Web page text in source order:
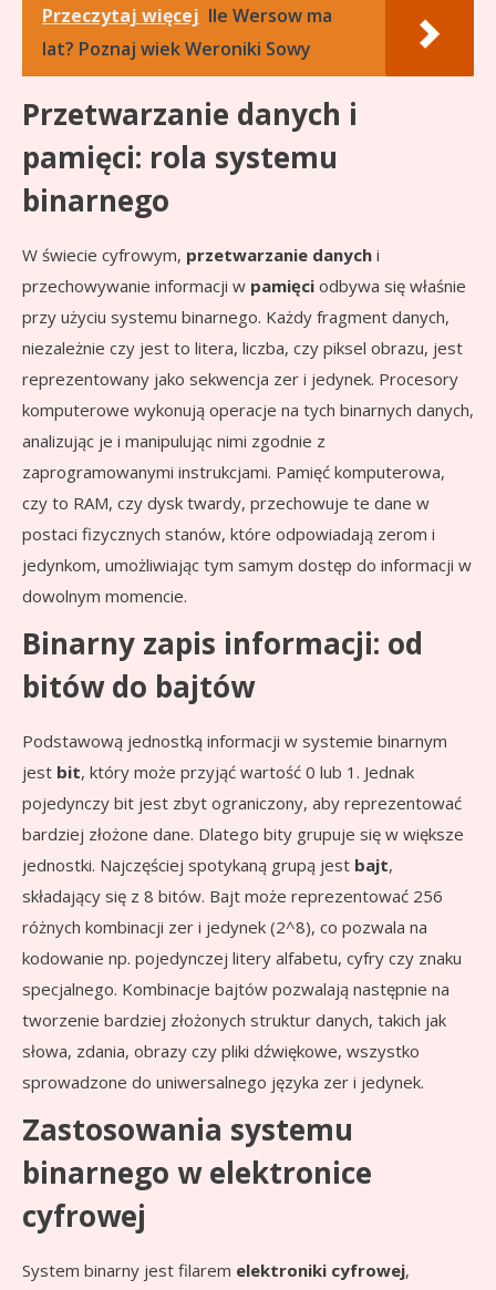
Przeczytaj więcej Ile Wersow ma
lat? Poznaj wiek Weroniki Sowy
Przetwarzanie danych i
pamięci: rola systemu
binarnego
W świecie cyfrowym, przetwarzanie danych i
przechowywanie informacji w pamięci odbywa się właśnie
przy użyciu systemu binarnego. Każdy fragment danych,
niezależnie czy jest to litera, liczba, czy piksel obrazu, jest
reprezentowany jako sekwencja zer i jedynek. Procesory
komputerowe wykonują operacje na tych binarnych danych,
analizując je i manipulując nimi zgodnie z
zaprogramowanymi instrukcjami. Pamięć komputerowa,
czy to RAM, czy dysk twardy, przechowuje te dane w
postaci fizycznych stanów, które odpowiadają zerom i
jedynkom, umożliwiając tym samym dostęp do informacji w
dowolnym momencie.
Binarny zapis informacji: od
bitów do bajtów
Podstawową jednostką informacji w systemie binarnym
jest bit, który może przyjąć wartość 0 lub 1. Jednak
pojedynczy bit jest zbyt ograniczony, aby reprezentować
bardziej złożone dane. Dlatego bity grupuje się w większe
jednostki. Najczęściej spotykaną grupą jest bajt,
składający się z 8 bitów. Bajt może reprezentować 256
różnych kombinacji zer i jedynek (2^8), co pozwala na
kodowanie np. pojedynczej litery alfabetu, cyfry czy znaku
specjalnego. Kombinacje bajtów pozwalają następnie na
tworzenie bardziej złożonych struktur danych, takich jak
słowa, zdania, obrazy czy pliki dźwiękowe, wszystko
sprowadzone do uniwersalnego języka zer i jedynek.
Zastosowania systemu
binarnego w elektronice
cyfrowej
System binarny jest filarem elektroniki cyfrowej,